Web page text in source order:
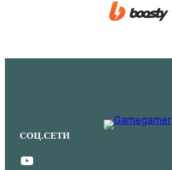
СОЦ.СЕТИ
YouTube